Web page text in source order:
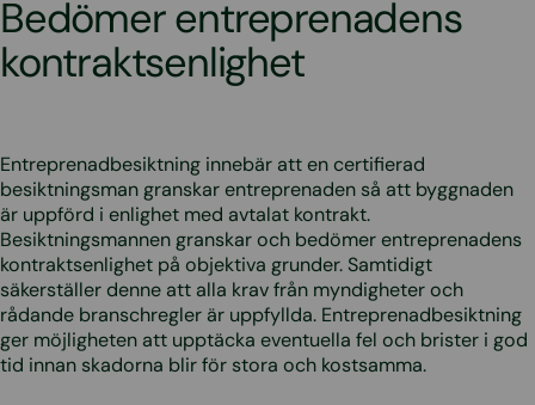
Bedömer entreprenadens
kontraktsenlighet
Entreprenadbesiktning innebär att en certifierad
besiktningsman granskar entreprenaden så att byggnaden
är uppförd i enlighet med avtalat kontrakt.
Besiktningsmannen granskar och bedömer entreprenadens
kontraktsenlighet på objektiva grunder. Samtidigt
säkerställer denne att alla krav från myndigheter och
rådande branschregler är uppfyllda. Entreprenadbesiktning
ger möjligheten att upptäcka eventuella fel och brister i god
tid innan skadorna blir för stora och kostsamma.